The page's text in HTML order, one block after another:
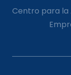
Centro para la